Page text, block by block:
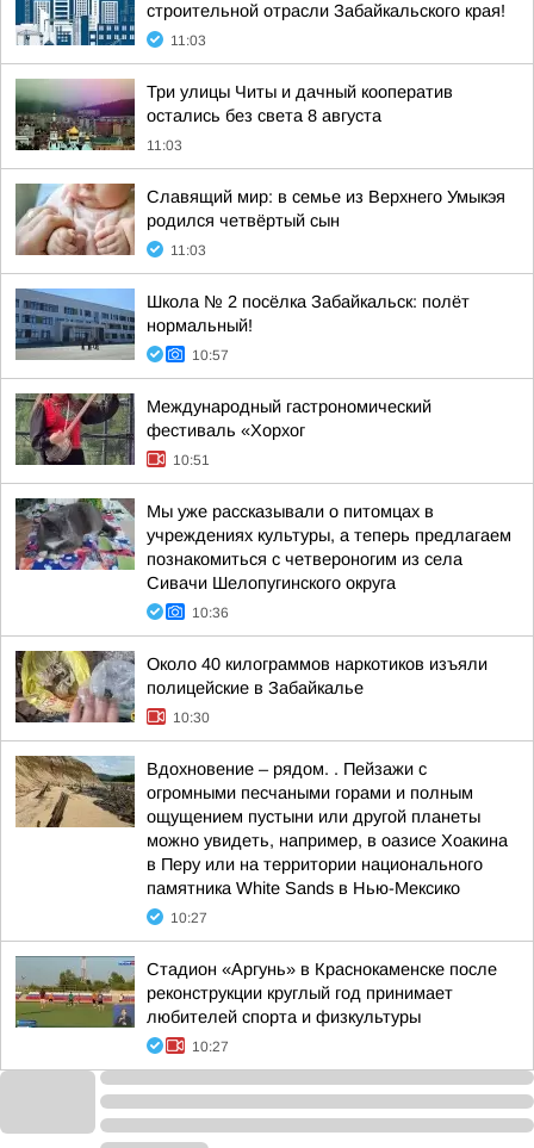
строительной отрасли Забайкальского края!
11:03
Три улицы Читы и дачный кооператив
остались без света 8 августа
11:03
Славящий мир: в семье из Верхнего Умыкэя
родился четвёртый сын
11:03
Школа № 2 посёлка Забайкальск: полёт
нормальный!
10:57
Международный гастрономический
фестиваль «Хорхог
10:51
Мы уже рассказывали о питомцах в
учреждениях культуры, а теперь предлагаем
познакомиться с четвероногим из села
Сивачи Шелопугинского округа
10:36
Около 40 килограммов наркотиков изъяли
полицейские в Забайкалье
10:30
Вдохновение – рядом. . Пейзажи с
огромными песчаными горами и полным
ощущением пустыни или другой планеты
можно увидеть, например, в оазисе Хоакина
в Перу или на территории национального
памятника White Sands в Нью-Мексико
10:27
Стадион «Аргунь» в Краснокаменске после
реконструкции круглый год принимает
любителей спорта и физкультуры
10:27